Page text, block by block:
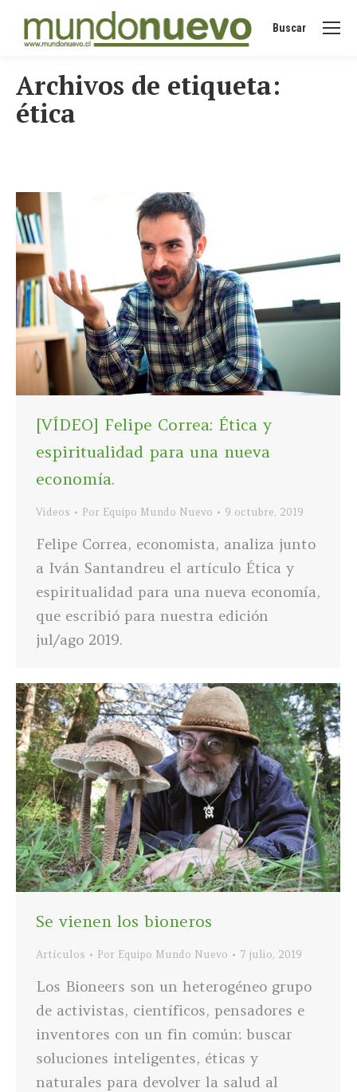
Buscar:
Buscar
Archivos de etiqueta:
ética
[VÍDEO] Felipe Correa: Ética y
espiritualidad para una nueva
economía.
Videos Por Equipo Mundo Nuevo 9 octubre, 2019
Felipe Correa, economista, analiza junto
a Iván Santandreu el artículo Ética y
espiritualidad para una nueva economía,
que escribió para nuestra edición
jul/ago 2019.
Se vienen los bioneros
Artículos Por Equipo Mundo Nuevo 7 julio, 2019
Los Bioneers son un heterogéneo grupo
de activistas, científicos, pensadores e
inventores con un fin común: buscar
soluciones inteligentes, éticas y
naturales para devolver la salud al